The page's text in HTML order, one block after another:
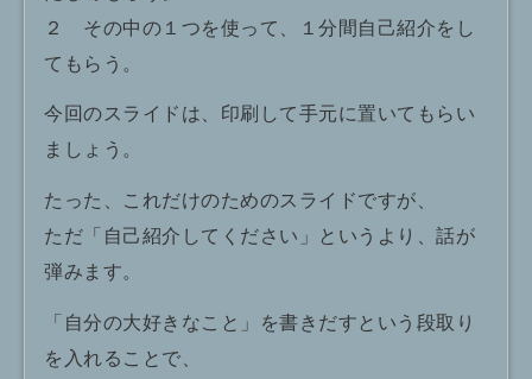
２ その中の１つを使って、１分間自己紹介をし
てもらう。
今回のスライドは、印刷して手元に置いてもらい
ましょう。
たった、これだけのためのスライドですが、
ただ「自己紹介してください」というより、話が
弾みます。
「自分の大好きなこと」を書きだすという段取り
を入れることで、